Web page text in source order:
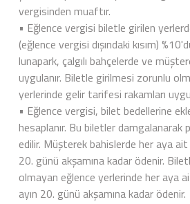
vergisinden muaftır.
• Eğlence vergisi biletle girilen
(eğlence vergisi dışındaki kısım)
lunapark, çalgılı bahçelerde ve
uygulanır. Biletle girilmesi zorunlu
yerlerinde gelir tarifesi rakamları
• Eğlence vergisi, bilet bedellerine
hesaplanır. Bu biletler damgalanarak
edilir. Müşterek bahislerde her aya
20. günü akşamına kadar ödenir.
olmayan eğlence yerlerinde her aya
ayın 20. günü akşamına kadar ödenir.